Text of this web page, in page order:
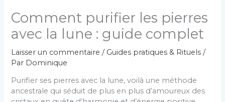
Comment purifier les pierres
avec la lune : guide complet
Laisser un commentaire / Guides pratiques & Rituels /
Par Dominique
Purifier ses pierres avec la lune, voilà une méthode
ancestrale qui séduit de plus en plus d’amoureux des